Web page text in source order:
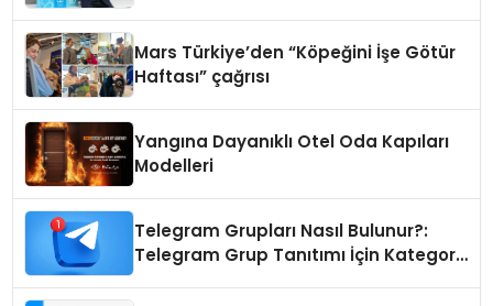
Mars Türkiye’den “Köpeğini İşe Götür
Haftası” çağrısı
Yangına Dayanıklı Otel Oda Kapıları
Modelleri
Telegram Grupları Nasıl Bulunur?:
Telegram Grup Tanıtımı İçin Kategori